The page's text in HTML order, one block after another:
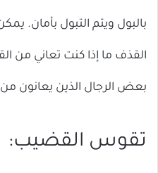
بالبول ويتم التبول بأمان.
القذف ما إذا كنت تعاني من
بعض الرجال الذين يعانون
تقوس القضيب: